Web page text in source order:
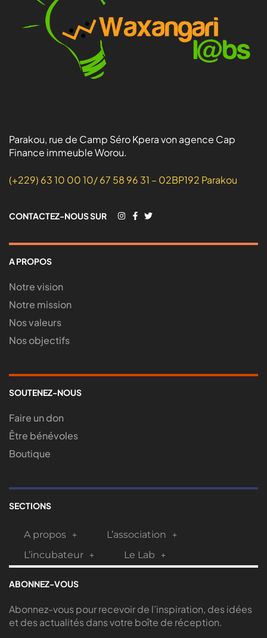
Parakou, rue de Camp Séro Kpera von agence Cap
Finance immeuble Worou.
(+229) 63 10 00 10/ 67 58 96 31 – 02BP192 Parakou
CONTACTEZ-NOUS SUR
A PROPOS
Notre vision
Notre mission
Nos valeurs
Nos objectifs
SOUTENEZ-NOUS
Faire un don
Être bénévoles
Boutique
SECTIONS
A propos
L’association
L’incubateur
Le Lab
ABONNEZ-VOUS
Abonnez-vous pour recevoir de l’inspiration, des idées
et des actualités dans votre boîte de réception.